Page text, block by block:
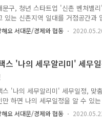
상이거나 2. 장애가 있는 사람일
운 지자체의 합동신고센터에서 가
문구, 청년 스타트업 '신촌 벤처밸
있는 신촌지역 일대를 거점공간과
시킬 수 있도록 하는 신촌 벤처밸
합니다. 이번 사업은 크게 ▲ 청년
신촌, 파랑고래 ▲ 신촌 박스퀘어
지 효과를 거둘 수 있을 전망입니
문화발전소, 창작놀이센터 지난 5
..
해요 서대문/경제와 협동
스 '나의 세무알리미' 세무
스 '나의 세무알리미' 세무일정, 맞
만 하면 나의 세무일정을 알 수 있
시작됐습니다.'나의 세무알리미'는
등을 바로 알려주는 서비스입니다
해요 서대문/경제와 협동